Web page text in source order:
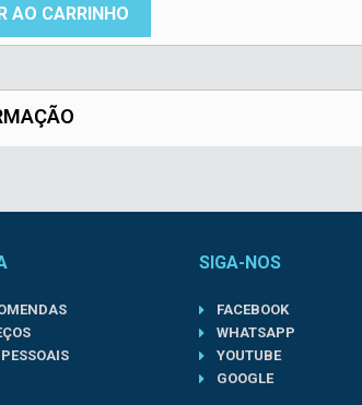
AO CARRINHO
SIGA-NOS
FACEBOOK
WHATSAPP
YOUTUBE
GOOGLE